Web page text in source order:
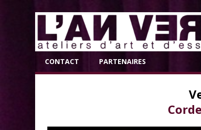
CONTACT PARTENAIRES